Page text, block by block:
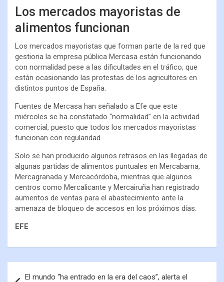
Los mercados mayoristas de
alimentos funcionan
Los mercados mayoristas que forman parte de la red que
gestiona la empresa pública Mercasa están funcionando
con normalidad pese a las dificultades en el tráfico, que
están ocasionando las protestas de los agricultores en
distintos puntos de España.
Fuentes de Mercasa han señalado a Efe que este
miércoles se ha constatado “normalidad” en la actividad
comercial, puesto que todos los mercados mayoristas
funcionan con regularidad.
Solo se han producido algunos retrasos en las llegadas de
algunas partidas de alimentos puntuales en Mercabarna,
Mercagranada y Mercacórdoba, mientras que algunos
centros como Mercalicante y Mercairuña han registrado
aumentos de ventas para el abastecimiento ante la
amenaza de bloqueo de accesos en los próximos días.
EFE
El mundo “ha entrado en la era del caos”, alerta el